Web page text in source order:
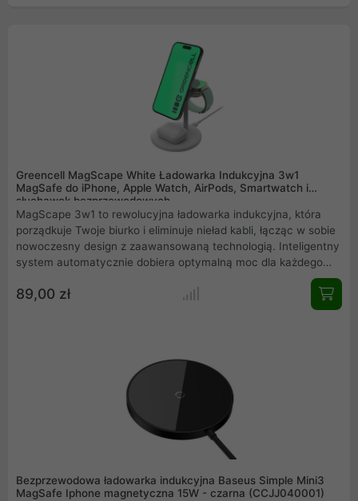
Greencell MagScape White Ładowarka Indukcyjna 3w1
MagSafe do iPhone, Apple Watch, AirPods, Smartwatch i
słuchawek bezprzewodowych
MagScape 3w1 to rewolucyjna ładowarka indukcyjna, która
porządkuje Twoje biurko i eliminuje nieład kabli, łącząc w sobie
nowoczesny design z zaawansowaną technologią. Inteligentny
system automatycznie dobiera optymalną moc dla każdego
gwarantując szybkie i bezpieczne ładowanie, a funkcja
StandBy Mode umożliwia wygodne korzystanie z multimediów
89,00 zł
Bezprzewodowa ładowarka indukcyjna Baseus Simple Mini3
MagSafe Iphone magnetyczna 15W - czarna (CCJJ040001)